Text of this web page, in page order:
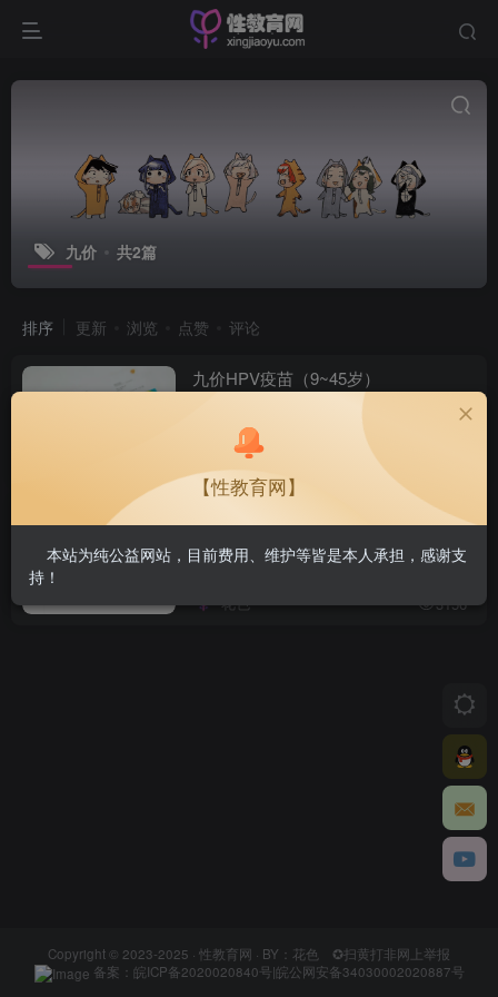
九价 共2篇
排序 更新 浏览 点赞 评论
九价HPV疫苗（9~45岁）
疫苗种类
花色
花色 3156
Copyright © 2023-2025 · 性教育网 · BY：花色 ✪扫黄打非网上举报
备案： 皖ICP备2020020840号|皖公网安备34030002020887号
【性教育网】
本站为纯公益网站，目前费用、维护等皆是本人承担，感谢支
持！